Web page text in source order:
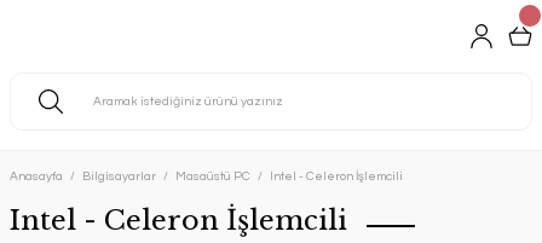
Anasayfa Bilgisayarlar Masaüstü PC Intel - Celeron İşlemcili
Intel - Celeron İşlemcili